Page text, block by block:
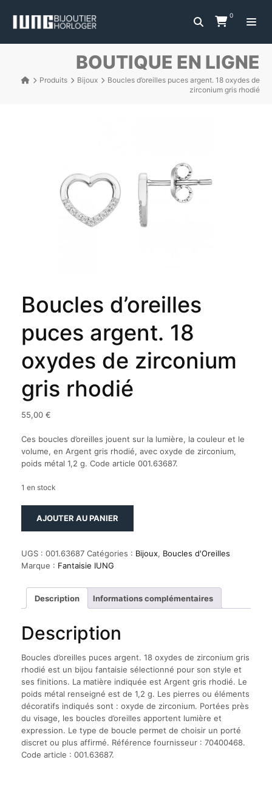
0
BOUTIQUE EN LIGNE
Produits Bijoux
Boucles d’oreilles puces argent. 18 oxydes de
zirconium gris rhodié
Boucles d’oreilles
puces argent. 18
oxydes de zirconium
gris rhodié
55,00 €
Ces boucles d’oreilles jouent sur la lumière, la couleur et le
volume, en Argent gris rhodié, avec oxyde de zirconium,
poids métal 1,2 g. Code article 001.63687.
1 en stock
puces
argent.
oxydes
de
gris
AJOUTER AU PANIER
UGS : 001.63687 Catégories : Bijoux, Boucles d'Oreilles
Marque : Fantaisie IUNG
Description Informations complémentaires
Description
Boucles d’oreilles puces argent. 18 oxydes de zirconium gris
rhodié est un bijou fantaisie sélectionné pour son style et
ses finitions. La matière indiquée est Argent gris rhodié. Le
poids métal renseigné est de 1,2 g. Les pierres ou éléments
décoratifs indiqués sont : oxyde de zirconium. Portées près
du visage, les boucles d’oreilles apportent lumière et
expression. Le type de boucle permet de choisir un porté
discret ou plus affirmé. Référence fournisseur : 70400468.
Code article : 001.63687.